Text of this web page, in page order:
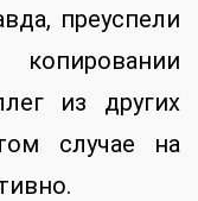
преуспели
из других
случае на